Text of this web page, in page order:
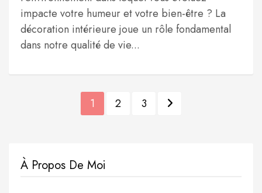
impacte votre humeur et votre bien-être ? La
décoration intérieure joue un rôle fondamental
dans notre qualité de vie...
1 2 3
À Propos De Moi